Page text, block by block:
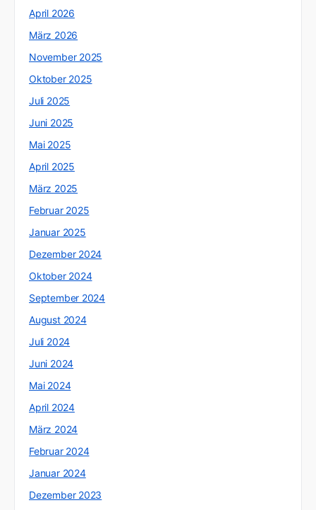
April 2026
März 2026
November 2025
Oktober 2025
Juli 2025
Juni 2025
Mai 2025
April 2025
März 2025
Februar 2025
Januar 2025
Dezember 2024
Oktober 2024
September 2024
August 2024
Juli 2024
Juni 2024
Mai 2024
April 2024
März 2024
Februar 2024
Januar 2024
Dezember 2023